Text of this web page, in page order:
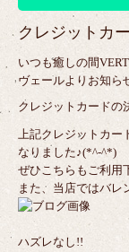
クレジットカ
いつも癒しの間
ヴェールよりお知ら
クレジットカードの
上記クレジットカー
なりました♪(*^-^*)
ぜひこちらもご利用
また、当店ではバレ
ハズレなし!!